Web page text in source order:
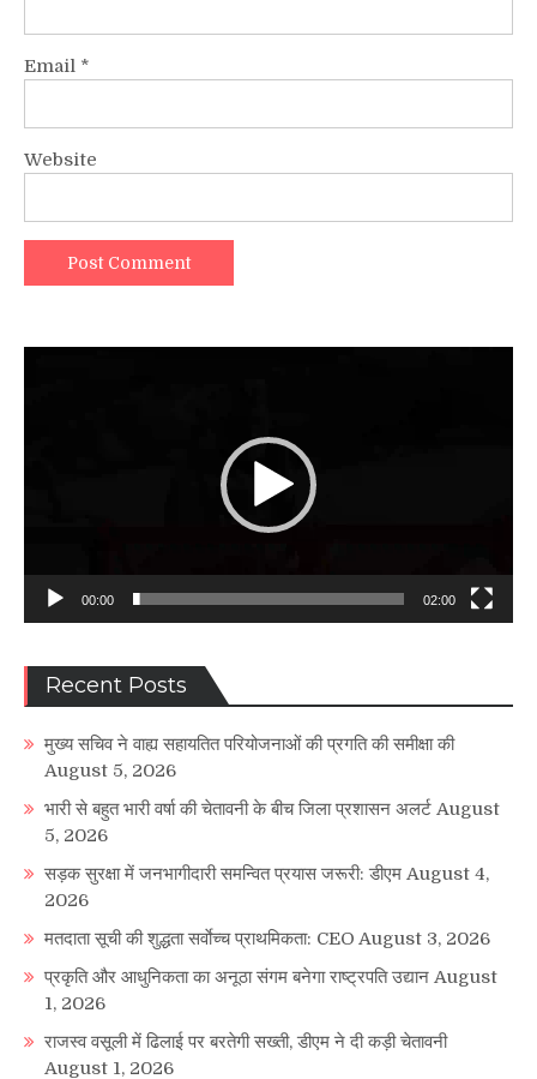
Email *
Website
00:00 02:00
Recent Posts
मुख्य सचिव ने वाह्य सहायतित परियोजनाओं की प्रगति की समीक्षा की
August 5, 2026
भारी से बहुत भारी वर्षा की चेतावनी के बीच जिला प्रशासन अलर्ट August
5, 2026
सड़क सुरक्षा में जनभागीदारी समन्वित प्रयास जरूरी: डीएम August 4,
2026
मतदाता सूची की शुद्धता सर्वाेच्च प्राथमिकता: CEO August 3, 2026
प्रकृति और आधुनिकता का अनूठा संगम बनेगा राष्ट्रपति उद्यान August
1, 2026
राजस्व वसूली में ढिलाई पर बरतेगी सख्ती, डीएम ने दी कड़ी चेतावनी
August 1, 2026